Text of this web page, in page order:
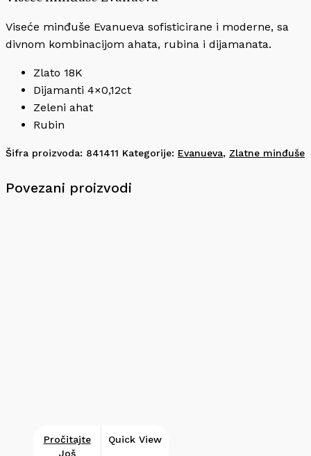
Viseće minđuše Evanueva sofisticirane i moderne, sa
divnom kombinacijom ahata, rubina i dijamanata.
Zlato 18K
Dijamanti 4×0,12ct
Zeleni ahat
Rubin
Šifra proizvoda: 841411 Kategorije: Evanueva, Zlatne minđuše
Povezani proizvodi
Pročitajte
Još
Quick View